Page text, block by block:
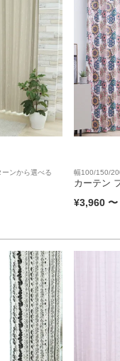
リビング家具
テーブル・セット
ッチン収納
ンから選べる 幅100/150/
カーテン
¥3,960 〜